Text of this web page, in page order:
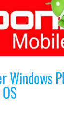
Windows